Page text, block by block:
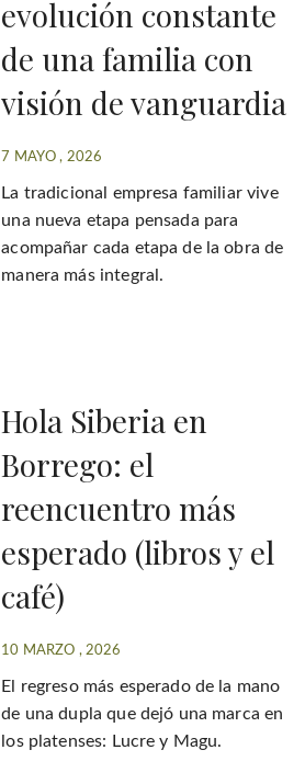
evolución constante
de una familia con
visión de vanguardia
7 MAYO , 2026
La tradicional empresa familiar vive
una nueva etapa pensada para
acompañar cada etapa de la obra de
manera más integral.
Hola Siberia en
Borrego: el
reencuentro más
esperado (libros y el
café)
10 MARZO , 2026
El regreso más esperado de la mano
de una dupla que dejó una marca en
los platenses: Lucre y Magu.